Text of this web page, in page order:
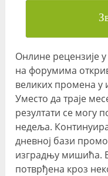
Онлине
на форумима
великих промена у
Уместо да траје
резултати се могу
недеља.
дневној бази
изградњу мишића.
потврђена кроз